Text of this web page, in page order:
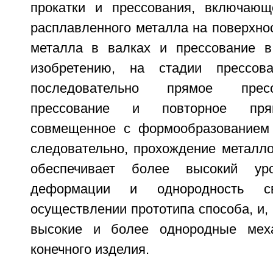
прокатки и прессования,
расплавленного металла на
металла в валках и прессование
изобретению, на стадии
последовательно прямое
прессование и повторное
совмещенное с формообразованием
следовательно, прохождение
обеспечивает более высокий
деформации и однородность
осуществлении прототипа способа, и,
высокие и более однородные
конечного изделия.